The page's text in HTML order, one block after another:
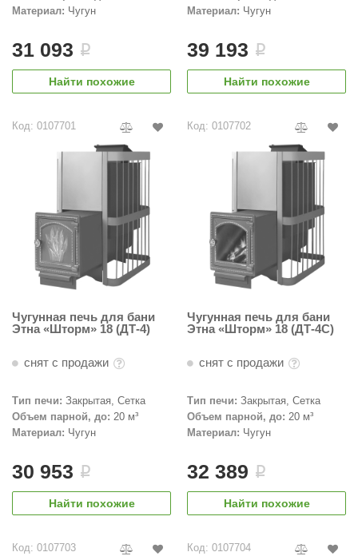
Материал: Чугун
31 093 i
Найти похожие
Материал: Чугун
39 193 i
Найти похожие
Код: 0107701
Чугунная печь для бани
Этна «Шторм» 18 (ДТ-4)
снят с продажи
Тип печи: Закрытая, Сетка
Объем парной, до: 20 м³
Материал: Чугун
30 953 i
Найти похожие
Код: 0107702
Чугунная печь для бани
Этна «Шторм» 18 (ДТ-4С)
снят с продажи
Тип печи: Закрытая, Сетка
Объем парной, до: 20 м³
Материал: Чугун
32 389 i
Найти похожие
Код: 0107703 Код: 0107704